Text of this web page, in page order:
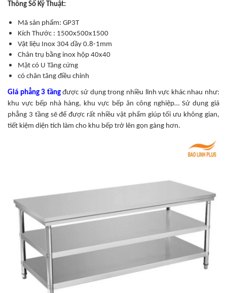
Thông Số Kỹ Thuật:
Mã sản phẩm: GP3T
Kích Thước : 1500x500x1500
Vật liệu Inox 304 dầy 0.8-1mm
Chân trụ bằng inox hộp 40x40
Mặt có U Tăng cứng
có chân tăng điều chỉnh
Giá phẳng 3 tầngđược sử dụng trong nhiều lĩnh vực khác nhau như:
khu vực bếp nhà hàng, khu vực bếp ăn công nghiệp… Sử dụng giá
phẳng 3 tầng sẽ để được rất nhiều vật phẩm giúp tối ưu không gian,
tiết kiệm diện tích làm cho khu bếp trở lên gọn gàng hơn.